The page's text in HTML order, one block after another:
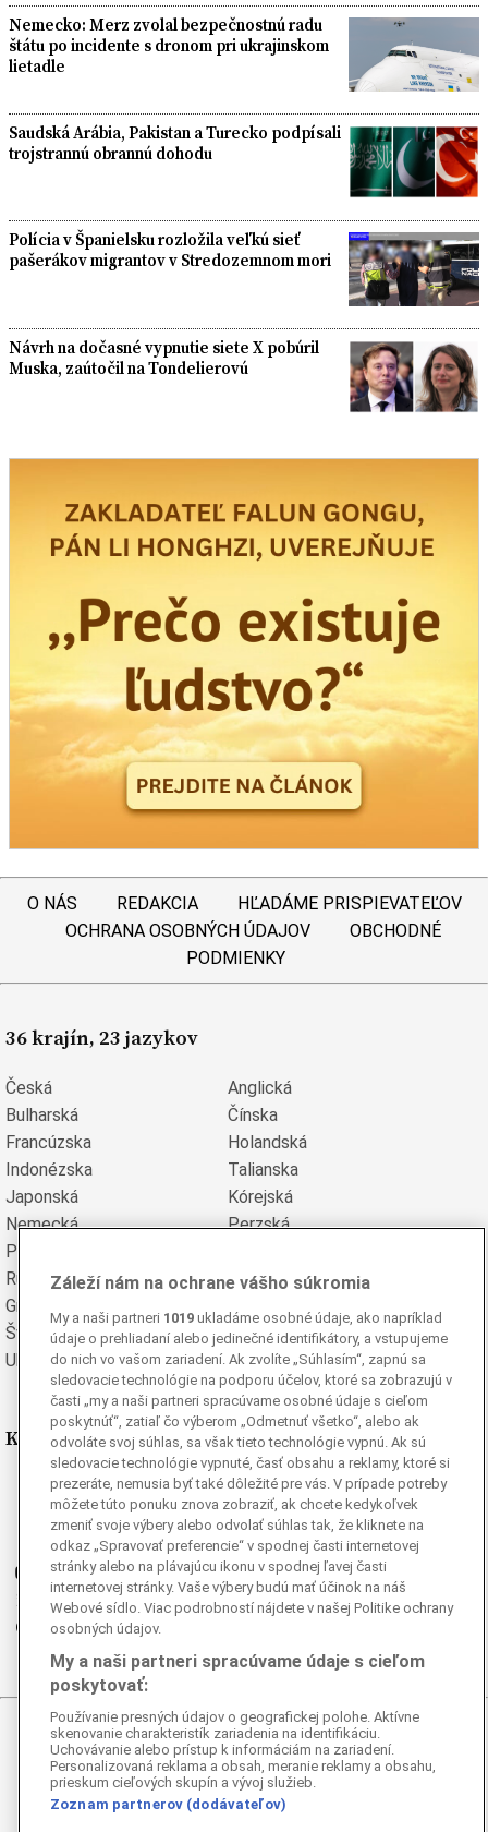
Nemecko: Merz zvolal bezpečnostnú radu
štátu po incidente s dronom pri ukrajinskom
lietadle
Saudská Arábia, Pakistan a Turecko podpísali
trojstrannú obrannú dohodu
Polícia v Španielsku rozložila veľkú sieť
pašerákov migrantov v Stredozemnom mori
Návrh na dočasné vypnutie siete X pobúril
Muska, zaútočil na Tondelierovú
O NÁS REDAKCIA
HĽADÁME PRISPIEVATEĽOV
OCHRANA OSOBNÝCH ÚDAJOV
OBCHODNÉ
PODMIENKY
36 krajín, 23 jazykov
Česká
Anglická
Bulharská
Čínska
Francúzska
Holandská
Indonézska
Talianska
Japonská
Kórejská
Nemecká
Perzská
Poľská
Rumunská
Ruská
Grécka
Švédska
Turecká
Ukrajinská
Vietnamská
Kde nás nájdete
Facebook
Instagram
Ganjing
Youtube
Twitter
Telegram
RSS
© 2026 Epoch Times Slovensko
Všetky práva vyhradené. Publikovanie alebo ďalšie šírenie
správ a fotografií zo zdrojov TASR je bez
Záleží nám na ochrane vášho súkromia
My a naši partneri 1019 ukladáme osobné údaje, ako napríklad
údaje o prehliadaní alebo jedinečné identifikátory, a vstupujeme
do nich vo vašom zariadení. Ak zvolíte „Súhlasím“, zapnú sa
sledovacie technológie na podporu účelov, ktoré sa zobrazujú v
časti „my a naši partneri spracúvame osobné údaje s cieľom
poskytnúť“, zatiaľ čo výberom „Odmetnuť všetko“, alebo ak
odvoláte svoj súhlas, sa však tieto technológie vypnú. Ak sú
sledovacie technológie vypnuté, časť obsahu a reklamy, ktoré si
prezeráte, nemusia byť také dôležité pre vás. V prípade potreby
môžete túto ponuku znova zobraziť, ak chcete kedykoľvek
zmeniť svoje výbery alebo odvolať súhlas tak, že kliknete na
odkaz „Spravovať preferencie“ v spodnej časti internetovej
stránky alebo na plávajúcu ikonu v spodnej ľavej časti
internetovej stránky. Vaše výbery budú mať účinok na náš
Webové sídlo. Viac podrobností nájdete v našej Politike ochrany
osobných údajov.
My a naši partneri spracúvame údaje s cieľom
poskytovať:
Používanie presných údajov o geografickej polohe. Aktívne
skenovanie charakteristík zariadenia na identifikáciu.
Uchovávanie alebo prístup k informáciám na zariadení.
Personalizovaná reklama a obsah, meranie reklamy a obsahu,
prieskum cieľových skupín a vývoj služieb.
Zoznam partnerov (dodávateľov)